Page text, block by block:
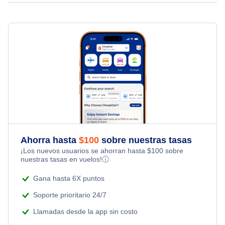
Flights to South America
Flights to South Pacific
Business Class Flights
Flights Under $49
Flights Under $99
Flights Under $199
Last Minute Vacations
Kid Friendly Vacations
Honeymoon Vacations
Romantic Vacations
Beach Vacations
Hotels Under $80
Ahorra hasta $100 sobre nuestras tasas
¡Los nuevos usuarios se ahorran hasta $100 sobre
nuestras tasas en vuelos!ⓘ
Gana hasta 6X puntos
Soporte prioritario 24/7
Llamadas desde la app sin costo